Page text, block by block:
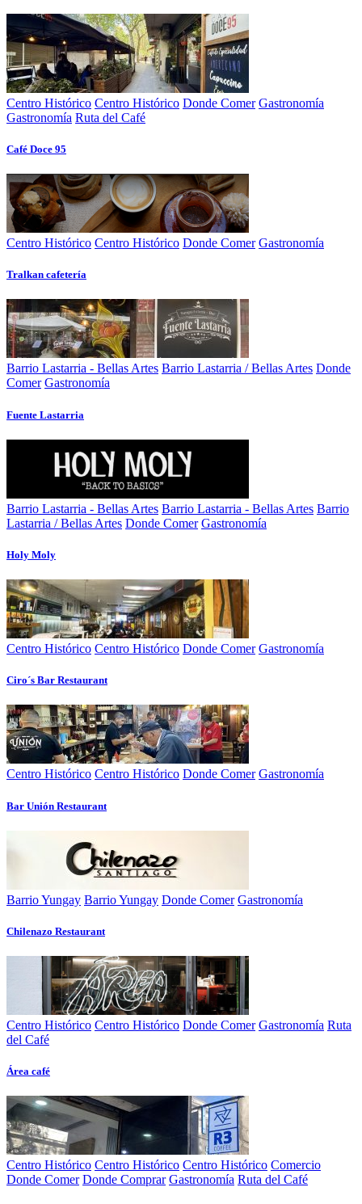
Centro Histórico Centro Histórico Donde Comer Gastronomía
Gastronomía Ruta del Café
Café Doce 95
Centro Histórico Centro Histórico Donde Comer Gastronomía
Tralkan cafetería
Barrio Lastarria - Bellas Artes Barrio Lastarria / Bellas Artes Donde
Comer Gastronomía
Fuente Lastarria
Barrio Lastarria - Bellas Artes Barrio Lastarria - Bellas Artes Barrio
Lastarria / Bellas Artes Donde Comer Gastronomía
Holy Moly
Centro Histórico Centro Histórico Donde Comer Gastronomía
Ciro´s Bar Restaurant
Centro Histórico Centro Histórico Donde Comer Gastronomía
Bar Unión Restaurant
Barrio Yungay Barrio Yungay Donde Comer Gastronomía
Chilenazo Restaurant
Centro Histórico Centro Histórico Donde Comer Gastronomía Ruta
del Café
Área café
Centro Histórico Centro Histórico Centro Histórico Comercio
Donde Comer Donde Comprar Gastronomía Ruta del Café